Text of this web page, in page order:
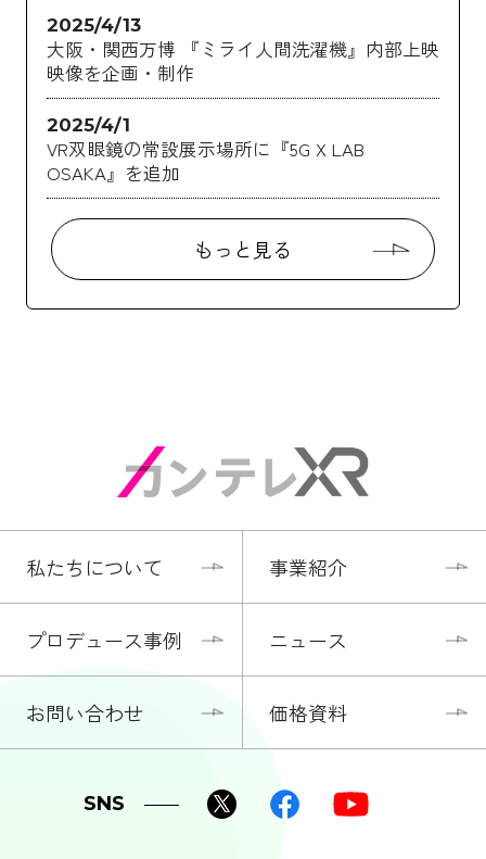
2025/4/13
大阪・関西万博 『ミライ人間洗濯機』内部上映
映像を企画・制作
2025/4/1
VR双眼鏡の常設展示場所に『5G X LAB
OSAKA』を追加
もっと見る
私たちについて 事業紹介
プロデュース事例 ニュース
お問い合わせ 価格資料
SNS